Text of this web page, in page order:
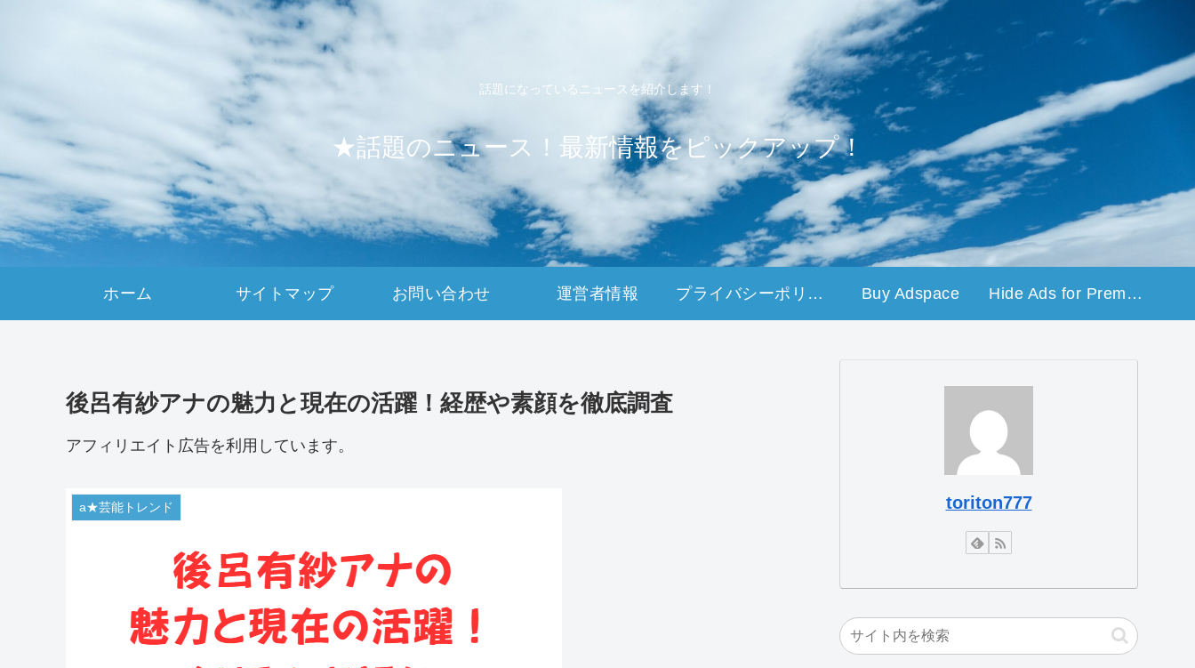
話題になっているニュースを紹介します！
★話題のニュース！最新情報をピックアップ！
ホーム サイトマップ お問い合わせ 運営者情報 プライバシーポリシー Buy Adspace Hide Ads for Premium Members
後呂有紗アナの魅力と現在の活躍！経歴や素顔を徹底調査
アフィリエイト広告を利用しています。
a★芸能トレンド toriton777